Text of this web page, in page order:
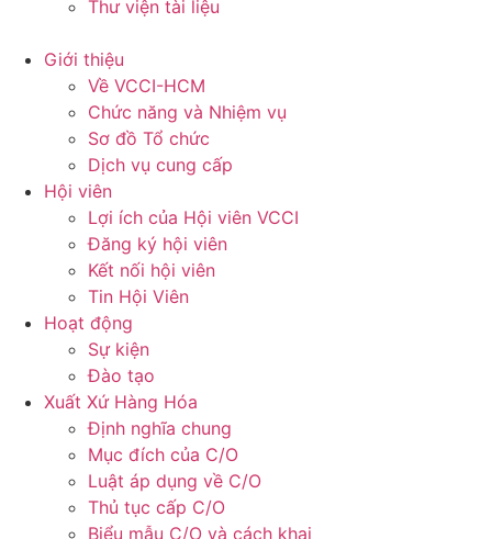
Thư viện tài liệu
Giới thiệu
Về VCCI-HCM
Chức năng và Nhiệm vụ
Sơ đồ Tổ chức
Dịch vụ cung cấp
Hội viên
Lợi ích của Hội viên VCCI
Đăng ký hội viên
Kết nối hội viên
Tin Hội Viên
Hoạt động
Sự kiện
Đào tạo
Xuất Xứ Hàng Hóa
Định nghĩa chung
Mục đích của C/O
Luật áp dụng về C/O
Thủ tục cấp C/O
Biểu mẫu C/O và cách khai